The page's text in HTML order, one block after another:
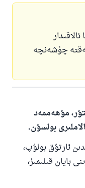
چۈشەنچە
مۇھەممەد
بولسۇن.
ئارتۇق بولۇپ،
بايان قىلىمىز،